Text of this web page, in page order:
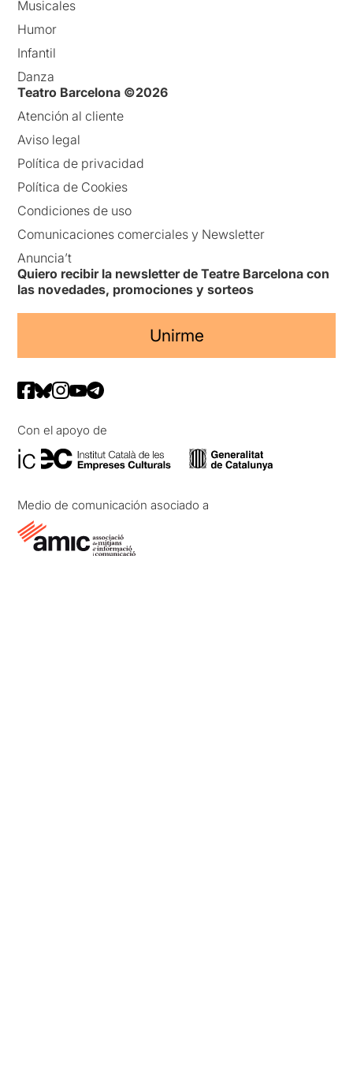
Musicales
Humor
Infantil
Danza
Teatro Barcelona ©2026
Atención al cliente
Aviso legal
Política de privacidad
Política de Cookies
Condiciones de uso
Comunicaciones comerciales y Newsletter
Anuncia’t
Quiero recibir la newsletter de Teatre Barcelona con
las novedades, promociones y sorteos
Unirme
Con el apoyo de
Medio de comunicación asociado a